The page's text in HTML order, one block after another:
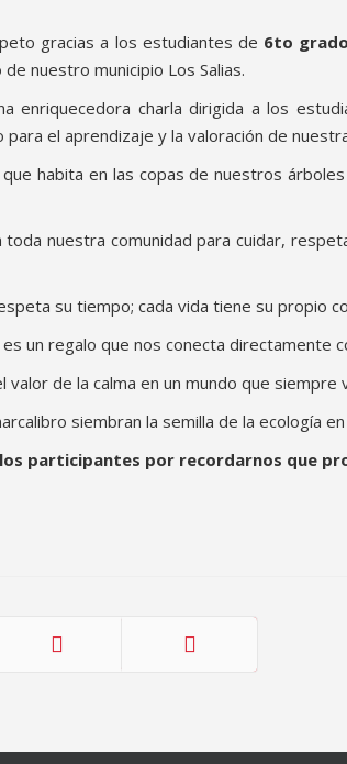
gracias a los estudiantes de 6to
nuestro municipio Los Salias.
enriquecedora charla dirigida a los
para el aprendizaje y la valoración de
habita en las copas de nuestros
nuestra comunidad para cuidar,
su tiempo; cada vida tiene su propio
un regalo que nos conecta directamente
valor de la calma en un mundo que siempre
siembran la semilla de la ecología
participantes por recordarnos que